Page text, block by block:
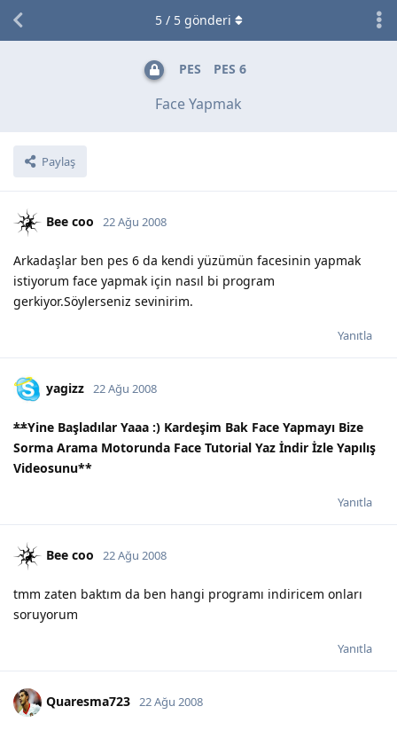
PES PES 6
Face Yapmak
Paylaş
5/ 5gönderi
Bee coo 22 Ağu 2008
Arkadaşlar ben pes 6 da kendi yüzümün facesinin yapmak
istiyorum face yapmak için nasıl bi program
gerkiyor.Söylerseniz sevinirim.
Yanıtla
yagizz 22 Ağu 2008
**Yine Başladılar Yaaa :) Kardeşim Bak Face Yapmayı Bize
Sorma Arama Motorunda Face Tutorial Yaz İndir İzle Yapılış
Videosunu**
Yanıtla
Bee coo 22 Ağu 2008
tmm zaten baktım da ben hangi programı indiricem onları
soruyorum
Yanıtla
Quaresma723 22 Ağu 2008